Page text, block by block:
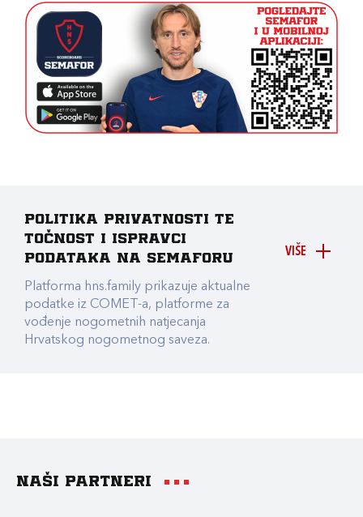
VIŠE
Politika privatnosti te
točnost i ispravci
podataka na Semaforu
Platforma hns.family prikazuje aktualne
podatke iz COMET-a, platforme za
vođenje nogometnih natjecanja
Hrvatskog nogometnog saveza.
Naši partneri